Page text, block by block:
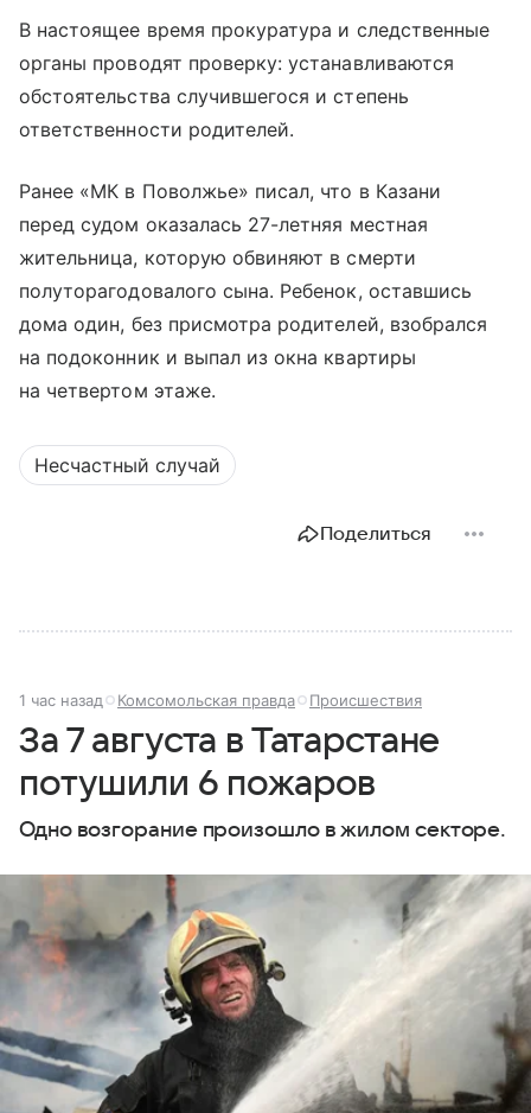
В настоящее время прокуратура и следственные
органы проводят проверку: устанавливаются
обстоятельства случившегося и степень
ответственности родителей.
Ранее «МК в Поволжье» писал, что в Казани
перед судом оказалась 27-летняя местная
жительница, которую обвиняют в смерти
полуторагодовалого сына. Ребенок, оставшись
дома один, без присмотра родителей, взобрался
на подоконник и выпал из окна квартиры
на четвертом этаже.
Несчастный случай
Поделиться
1 час назад Комсомольская правда Происшествия
За 7 августа в Татарстане
потушили 6 пожаров
Одно возгорание произошло в жилом секторе.